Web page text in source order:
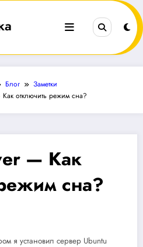
Блог
Заметки
отключить режим сна?
— Как
сна?
я установил сервер Ubuntu